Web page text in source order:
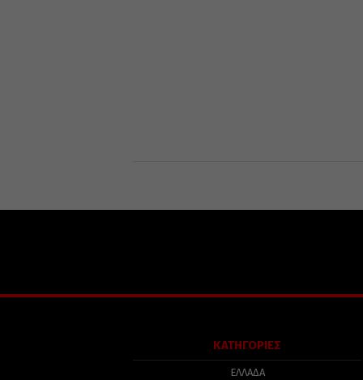
ΚΑΤΗΓΟΡΙΕΣ
ΕΛΛΑΔΑ